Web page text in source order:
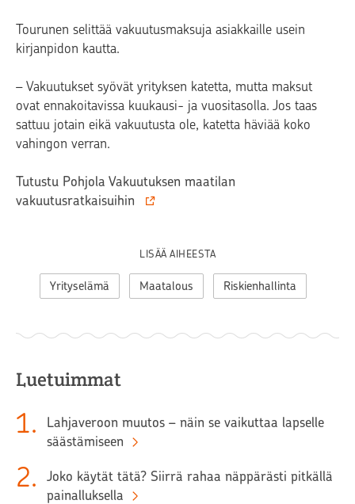
Tourunen selittää vakuutusmaksuja asiakkaille usein
kirjanpidon kautta.
– Vakuutukset syövät yrityksen katetta, mutta maksut
ovat ennakoitavissa kuukausi- ja vuositasolla. Jos taas
sattuu jotain eikä vakuutusta ole, katetta häviää koko
vahingon verran.
Tutustu Pohjola Vakuutuksen maatilan
vakuutusratkaisuihin
LISÄÄ AIHEESTA
Yrityselämä Maatalous Riskienhallinta
Luetuimmat
1.
Lahjaveroon muutos – näin se vaikuttaa lapselle
säästämiseen
2.
Joko käytät tätä? Siirrä rahaa näppärästi pitkällä
painalluksella